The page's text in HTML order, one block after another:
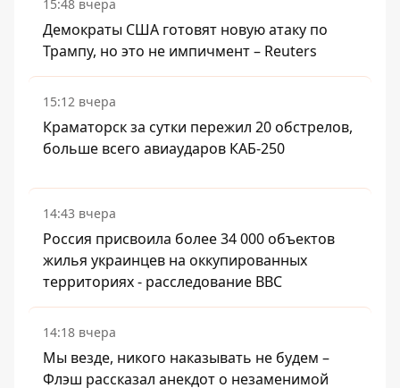
15:48 вчера
Демократы США готовят новую атаку по
Трампу, но это не импичмент – Reuters
15:12 вчера
Краматорск за сутки пережил 20 обстрелов,
больше всего авиаударов КАБ-250
14:43 вчера
Россия присвоила более 34 000 объектов
жилья украинцев на оккупированных
территориях - расследование BBC
14:18 вчера
Мы везде, никого наказывать не будем –
Флэш рассказал анекдот о незаменимой